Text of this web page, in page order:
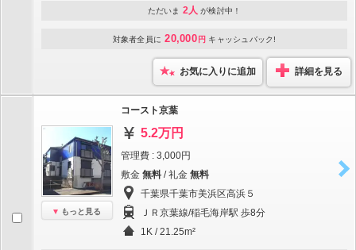
ただいま 2人 が検討中！
対象者全員に 20,000 円 キャッシュバック!
お気に入りに追加 詳細を見る
もっと見る
コースト京葉
5.2万円
管理費 : 3,000円
敷金 無料 / 礼金 無料
千葉県千葉市美浜区高浜５
ＪＲ京葉線/稲毛海岸駅 歩8分
1K / 21.25m²